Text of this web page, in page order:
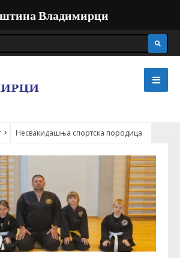
Несвакидашња спортска породица
Владимирци